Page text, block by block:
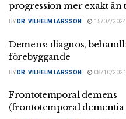
progression mer exakt än
BY DR. VILHELM LARSSON 15/07/2024
Demens: diagnos,
förebyggande
BY DR. VILHELM LARSSON 08/10/2021
Frontotemporal demens
(frontotemporal dementia